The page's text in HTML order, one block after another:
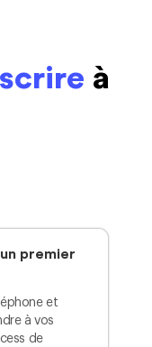
à
premier
et
à vos
de